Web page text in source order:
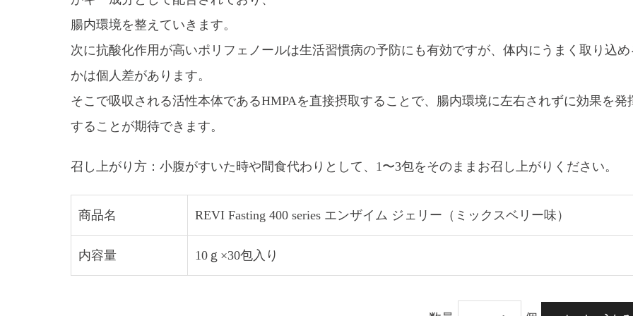
腸内環境を整えていきます。
次に抗酸化作用が高いポリフェノールは生活習慣病の予防にも有効ですが、体内にうまく取り込め
かは個人差があります。
そこで吸収される活性本体であるHMPAを直接摂取することで、腸内環境に左右されずに効果を発
することが期待できます。
召し上がり方：小腹がすいた時や間食代わりとして、1〜3包をそのままお召し上がりください。
商品名 REVI Fasting 400 series エンザイム ジェリー（ミックスベリー味）
内容量 10ｇ×30包入り